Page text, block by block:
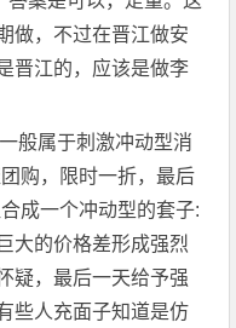
做，不过在晋江做安
晋江的，应该是做李
般属于刺激冲动型消
购，限时一折，最后
成一个冲动型的套子:
大的价格差形成强烈
疑，最后一天给予强
些人充面子知道是仿